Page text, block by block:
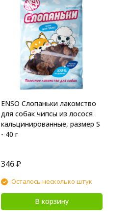
ENSO Слопаньки лакомство
для собак чипсы из лосося
кальцинированные, размер S
- 40 г
346₽
Осталось несколько штук
В корзину